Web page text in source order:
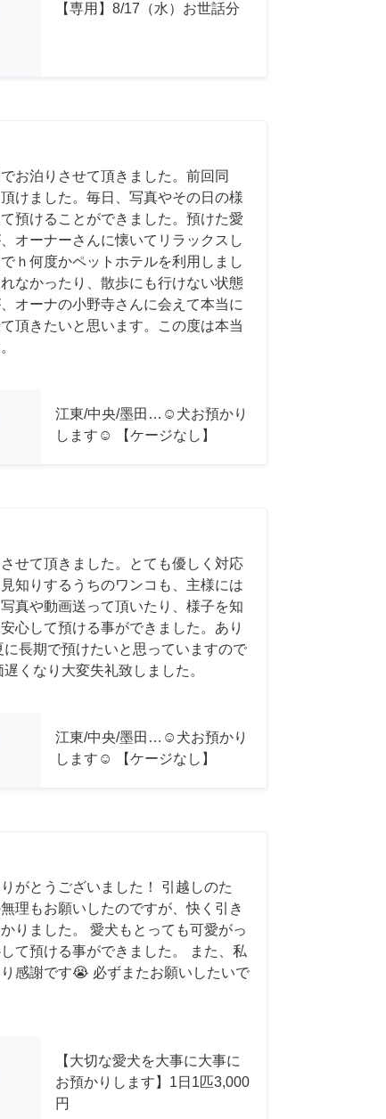
【専用】8/17（水）お世話分
お泊りさせて頂きました。前回同
けました。毎日、写真やその日の様
預けることができました。預けた愛
オーナーさんに懐いてリラックスし
ｈ何度かペットホテルを利用しまし
なかったり、散歩にも行けない状態
オーナの小野寺さんに会えて本当に
頂きたいと思います。この度は本当
江東/中央/墨田…☺︎犬お預かり
します☺︎ 【ケージなし】
せて頂きました。とても優しく対応
知りするうちのワンコも、主様には
真や動画送って頂いたり、様子を知
心して預ける事ができました。あり
長期で預けたいと思っていますので
くなり大変失礼致しました。
江東/中央/墨田…☺︎犬お預かり
します☺︎ 【ケージなし】
がとうございました！ 引越しのた
理もお願いしたのですが、快く引き
りました。 愛犬もとっても可愛がっ
て預ける事ができました。 また、私
感謝です😭 必ずまたお願いしたいで
【大切な愛犬を大事に大事に
お預かりします】1日1匹3,000
円